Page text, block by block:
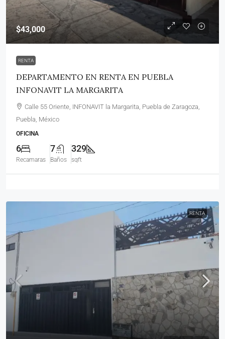
$43,000
RENTA
DEPARTAMENTO EN RENTA EN PUEBLA
INFONAVIT LA MARGARITA
Calle 55 Oriente, INFONAVIT la Margarita, Puebla de Zaragoza,
Puebla, México
OFICINA
6
Recamaras
7
Baños
329
sqft
RENTA